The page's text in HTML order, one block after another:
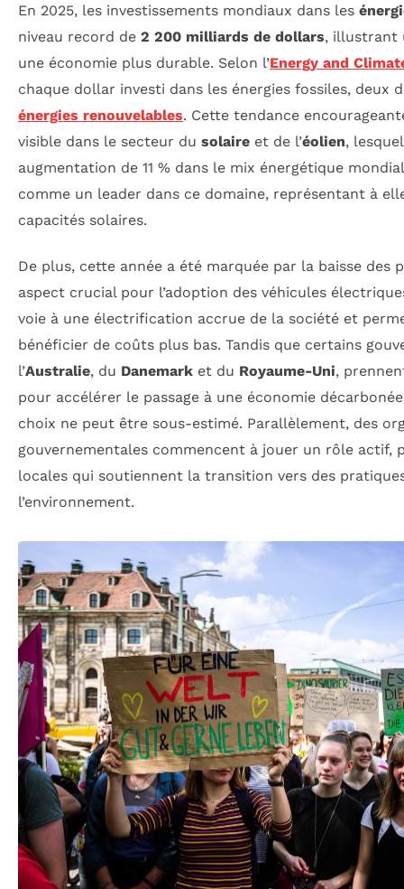
En 2025, les investissements mondiaux dans les
niveau record de 2 200 milliards de dollars, illustrant
une économie plus durable. Selon l’Energy and
chaque dollar investi dans les énergies fossiles, deux
énergies renouvelables. Cette tendance
visible dans le secteur du solaire et de l’éolien,
augmentation de 11 % dans le mix énergétique
comme un leader dans ce domaine, représentant à
capacités solaires.
De plus, cette année a été marquée par la baisse des
aspect crucial pour l’adoption des véhicules
voie à une électrification accrue de la société et
bénéficier de coûts plus bas. Tandis que certains
l’Australie, du Danemark et du Royaume-Uni,
pour accélérer le passage à une économie
choix ne peut être sous-estimé. Parallèlement, des
gouvernementales commencent à jouer un rôle actif,
locales qui soutiennent la transition vers des
l’environnement.